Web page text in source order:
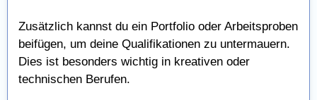
Zusätzlich kannst du ein Portfolio oder Arbeitsproben
beifügen, um deine Qualifikationen zu untermauern.
Dies ist besonders wichtig in kreativen oder
technischen Berufen.